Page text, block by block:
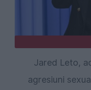
Jared Leto,
agresiuni